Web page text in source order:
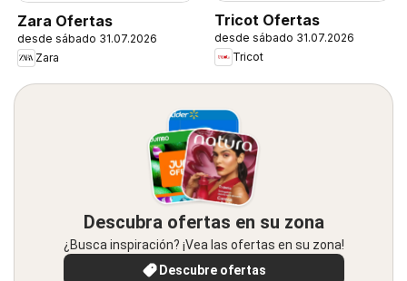
Zara Ofertas
desde sábado 31.07.2026
Zara
Tricot Ofertas
desde sábado 31.07.2026
Tricot
Descubra ofertas en su zona
¿Busca inspiración? ¡Vea las ofertas en su zona!
Descubre ofertas